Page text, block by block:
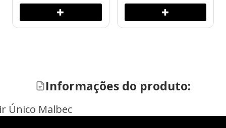
Informações do produto:
Único Malbec